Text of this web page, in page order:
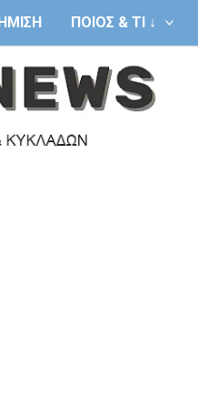
ΠΟΙΟΣ & ΤΙ ↓